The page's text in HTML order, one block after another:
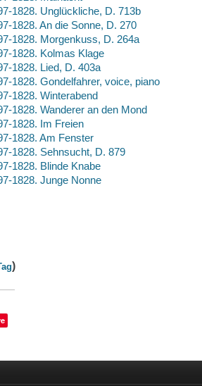
1828. Unglückliche, D. 713b
1828. An die Sonne, D. 270
1828. Morgenkuss, D. 264a
1828. Kolmas Klage
1828. Lied, D. 403a
1828. Gondelfahrer, voice, piano
1828. Winterabend
1828. Wanderer an den Mond
1828. Im Freien
1828. Am Fenster
1828. Sehnsucht, D. 879
1828. Blinde Knabe
1828. Junge Nonne
)